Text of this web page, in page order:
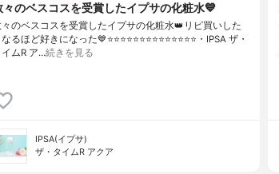
々のベスコスを受賞したイプサの化粧水💙
のベスコスを受賞したイプサの化粧水👑リピ買いした
なるほど好きになった💙⭐️⭐️⭐️⭐️⭐️⭐️⭐️⭐️⭐️⭐️⭐️⭐️⭐️⭐️・IPSA ザ・
イムR ア…続きを見る
IPSA(イプサ)
ザ・タイムR アクア